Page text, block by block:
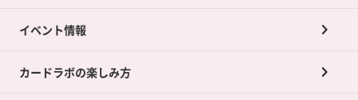
イベント情報
カードラボの楽しみ方